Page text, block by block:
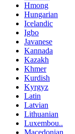
Hmong
Hungarian
Icelandic
Igbo
Javanese
Kannada
Kazakh
Khmer
Kurdish
Kyrgyz
Latin
Latvian
Lithuanian
Luxembou..
Macedonian